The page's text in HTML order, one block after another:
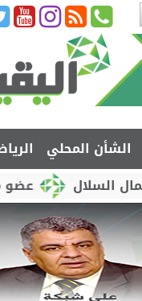
الشأن المحلي
عضو مجلس